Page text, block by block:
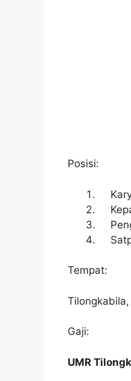
Posisi:
Tempat:
Gaji:
UMR